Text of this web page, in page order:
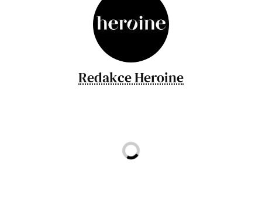
Redakce Heroine